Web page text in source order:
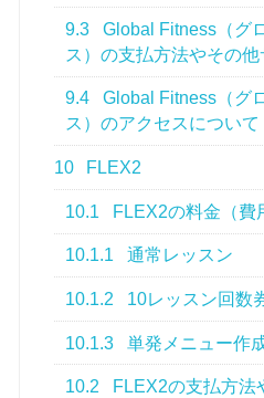
9.3
Global Fitness（グ
ス）の支払方法やその
9.4
Global Fitness（グ
ス）のアクセスについて
10 FLEX2
10.1 FLEX2の料金（費
10.1.1 通常レッスン
10.1.2 10レッスン回数
10.1.3 単発メニュー作
10.2
FLEX2の支払方法